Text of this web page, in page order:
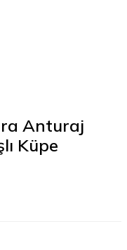
Anturaj
Küpe